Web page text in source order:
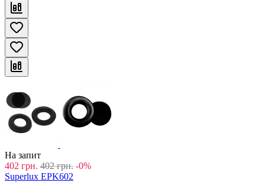
На запит
402 грн. 402 грн. -0%
Superlux EPK602